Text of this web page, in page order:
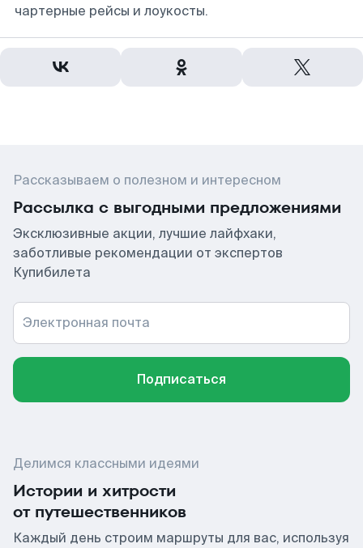
чартерные рейсы и лоукосты.
Рассказываем о полезном и интересном
Рассылка с выгодными предложениями
Эксклюзивные акции, лучшие лайфхаки,
заботливые рекомендации от экспертов
Купибилета
Электронная почта
Подписаться
Делимся классными идеями
Истории и хитрости
от путешественников
Каждый день строим маршруты для вас, используя